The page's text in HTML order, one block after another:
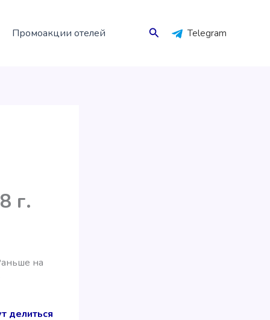
Промоакции отелей Поиск Telegram
г.
на
делиться